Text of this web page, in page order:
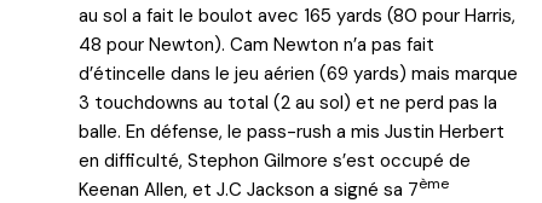
au sol a fait le boulot avec 165 yards (80 pour Harris,
48 pour Newton). Cam Newton n’a pas fait
d’étincelle dans le jeu aérien (69 yards) mais marque
3 touchdowns au total (2 au sol) et ne perd pas la
balle. En défense, le pass-rush a mis Justin Herbert
en difficulté, Stephon Gilmore s’est occupé de
Keenan Allen, et J.C Jackson a signé sa 7ème